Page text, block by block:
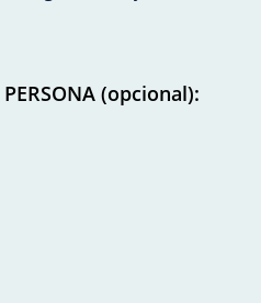
PERSONA (opcional):